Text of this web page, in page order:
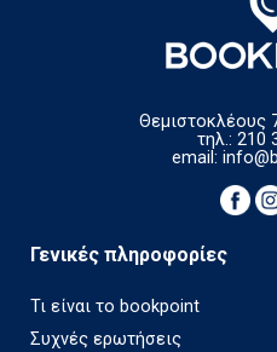
Θεμιστοκλέους
τηλ.: 210
email:
Γενικές πληροφορίες
Τι είναι το bookpoint
Συχνές ερωτήσεις